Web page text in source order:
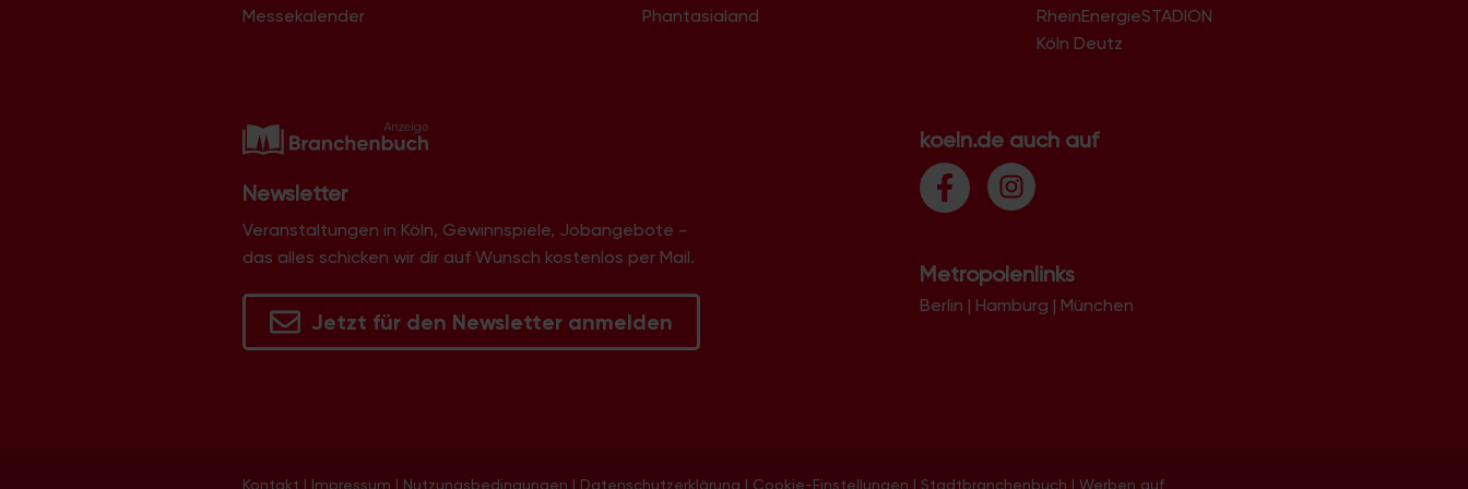
Messekalender
Phantasialand
RheinEnergieSTADION
Köln Deutz
Newsletter
Veranstaltungen in Köln, Gewinnspiele, Jobangebote -
das alles schicken wir dir auf Wunsch kostenlos per Mail.
Jetzt für den Newsletter anmelden
koeln.de auch auf
Metropolenlinks
Berlin | Hamburg | München
Kontakt | Impressum | Nutzungsbedingungen | Datenschutzerklärung | Cookie-Einstellungen | Stadtbranchenbuch | Werben auf